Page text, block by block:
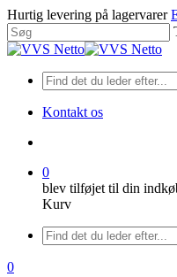
Spring
til
hovedindhold
Hurtig levering på lagervarer
Luk
Kontakt os
0
blev tilføjet til din
Kurv
Menu
søge
0